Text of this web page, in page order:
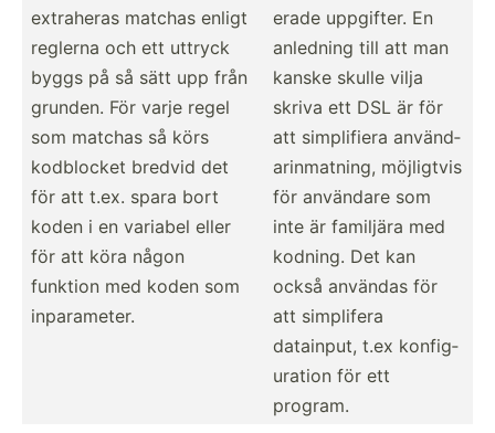
extraheras matchas enligt
reglerna och ett uttryck
byggs på så sätt upp från
grunden. För varje regel
som matchas så körs
kodblocket bredvid det
för att t.ex. spara bort
koden i en variabel eller
för att köra någon
funktion med koden som
inpara­meter.
erade uppgifter. En
anledning till att man
kanske skulle vilja
skriva ett DSL är för
att simpli­fiera använd­
ari­nma­tning, möjligtvis
för användare som
inte är familjära med
kodning. Det kan
också användas för
att simplifera
datainput, t.ex konfig­
uration för ett
program.